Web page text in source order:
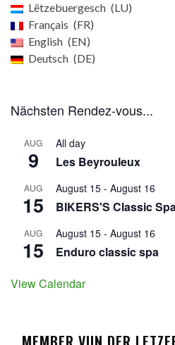
Lëtzebuergesch
LU
Français
FR
English
EN
Deutsch
DE
Nächsten Rendez-vous...
AUG
9
All day
Les Beyrouleux
AUG
15
August 15 - August 16
BIKERS'S Classic
AUG
15
August 15 - August 16
Enduro classic spa
View Calendar